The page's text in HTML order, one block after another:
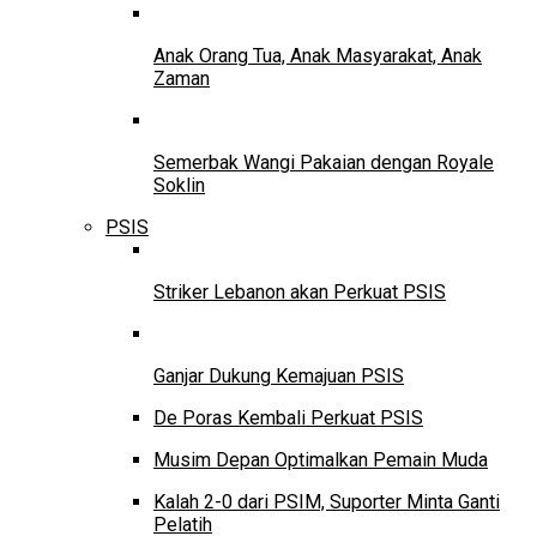
Anak Orang Tua, Anak Masyarakat, Anak
Zaman
Semerbak Wangi Pakaian dengan Royale
Soklin
PSIS
Striker Lebanon akan Perkuat PSIS
Ganjar Dukung Kemajuan PSIS
De Poras Kembali Perkuat PSIS
Musim Depan Optimalkan Pemain Muda
Kalah 2-0 dari PSIM, Suporter Minta Ganti
Pelatih